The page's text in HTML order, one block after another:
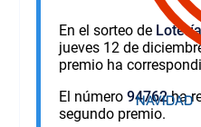
En el sorteo de
jueves 12 de
premio ha
El número 94762ha
segundo premio.